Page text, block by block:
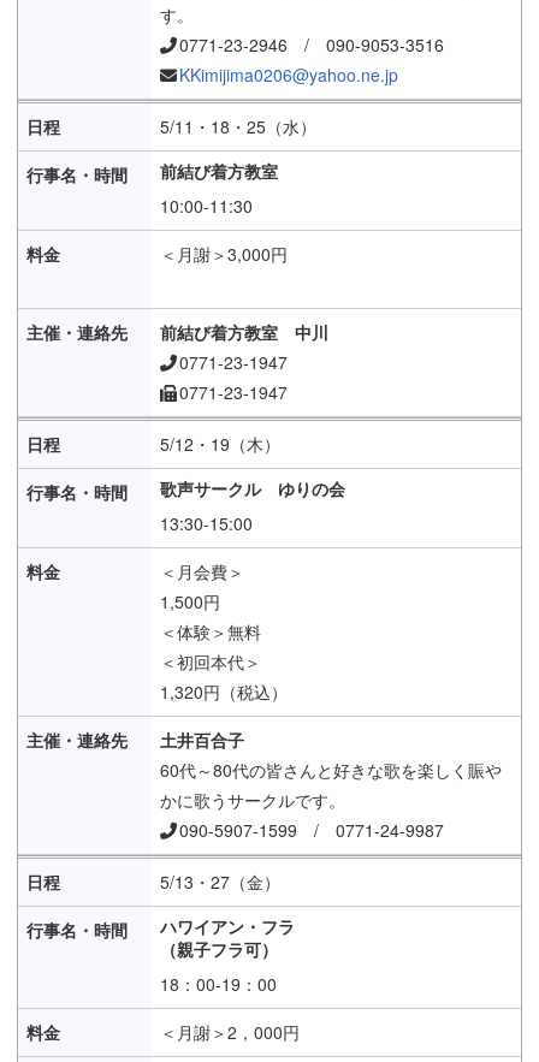
す。
0771-23-2946 / 090-9053-3516
KKimijima0206@yahoo.ne.jp
5/11・18・25（水）
前結び着方教室
10:00-11:30
＜月謝＞3,000円
前結び着方教室 中川
0771-23-1947
0771-23-1947
5/12・19（木）
歌声サークル ゆりの会
13:30-15:00
＜月会費＞
1,500円
＜体験＞無料
＜初回本代＞
1,320円（税込）
土井百合子
60代～80代の皆さんと好きな歌を楽しく賑や
かに歌うサークルです。
090-5907-1599 / 0771-24-9987
5/13・27（金）
ハワイアン・フラ
（親子フラ可）
18：00-19：00
＜月謝＞2，000円